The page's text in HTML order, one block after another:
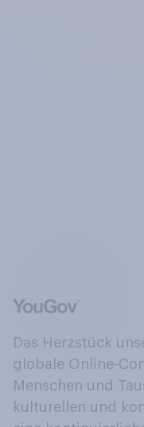
Das Herzstück
globale Online-
Menschen und
kulturellen und